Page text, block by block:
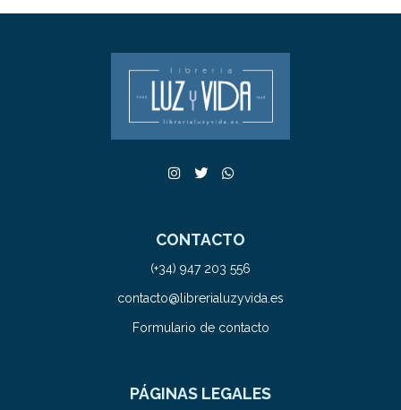
CONTACTO
(+34) 947 203 556
contacto@librerialuzyvida.es
Formulario de contacto
PÁGINAS LEGALES